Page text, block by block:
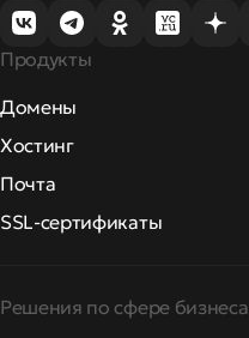
Продукты
Домены
Хостинг
Почта
SSL-сертификаты
Решения по сфере бизнеса